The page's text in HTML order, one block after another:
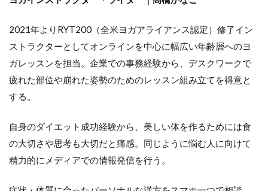
2021年よりRYT200（全米ヨガアライアンス認定）修了イン
ストラクターとしてオンラインを中心に幅広い年齢層へのヨ
ガレッスンを担当。企業での事務経験から、デスクワークで
疲れた部位や崩れた姿勢のためのレッスン組み立てを得意と
する。
自身のダイエット成功経験から、美しい体を作るためには食
の大切さや思考も大切だと痛感。同じように悩む人に向けて
精力的にメディアでの情報発信を行う。